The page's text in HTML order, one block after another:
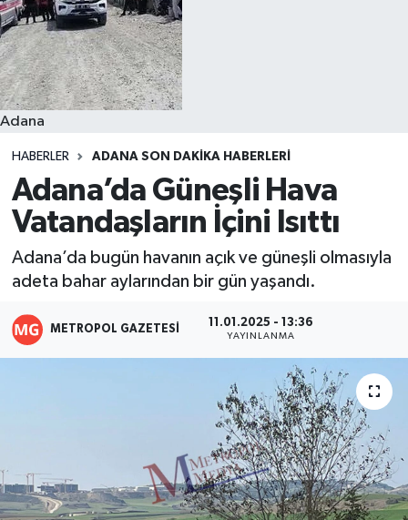
Adana
HABERLER ADANA SON DAKIKA HABERLERI
Adana’da Güneşli Hava
Vatandaşların İçini Isıttı
Adana’da bugün havanın açık ve güneşli olmasıyla
adeta bahar aylarından bir gün yaşandı.
METROPOL GAZETESI 11.01.2025 - 13:36
YAYINLANMA
Resmi İlanlar